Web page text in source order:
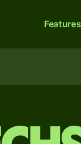
Features